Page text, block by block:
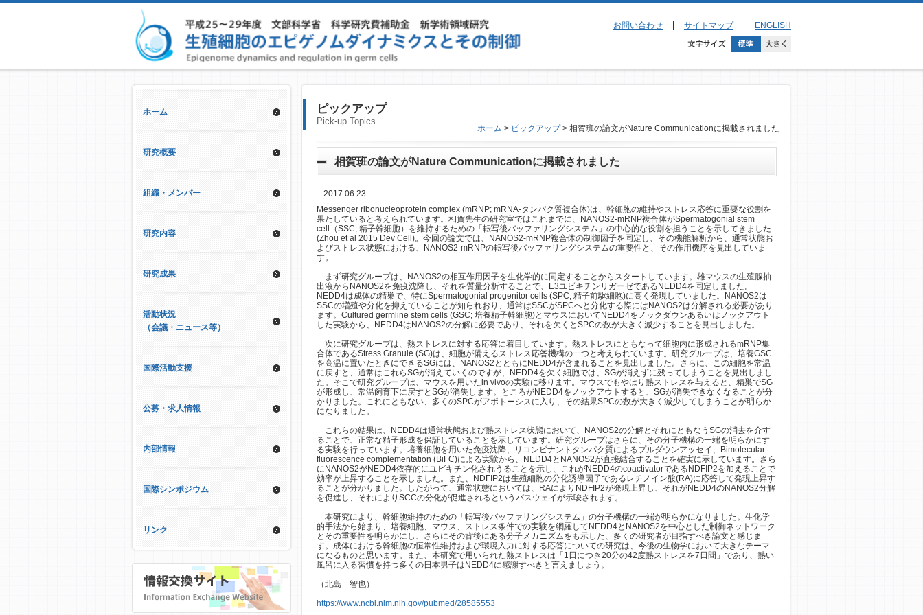
お問い合わせ サイトマップ ENGLISH
ピックアップ
Pick-up Topics
ホーム > ピックアップ> 相賀班の論文がNature Communicationに掲載されました
相賀班の論文がNature Communicationに掲載されました
2017.06.23
Messenger ribonucleoprotein complex (mRNP; mRNA-タンパク質複合体)は、幹細胞の維持やストレス応答に重要な役割を
果たしていると考えられています。相賀先生の研究室ではこれまでに、NANOS2-mRNP複合体がSpermatogonial stem
cell（SSC; 精子幹細胞）を維持するための「転写後バッファリングシステム」の中心的な役割を担うことを示してきました
(Zhou et al 2015 Dev Cell)。今回の論文では、NANOS2-mRNP複合体の制御因子を同定し、その機能解析から、通常状態お
よびストレス状態における、NANOS2-mRNPの転写後バッファリングシステムの重要性と、その作用機序を見出していま
す。
まず研究グループは、NANOS2の相互作用因子を生化学的に同定することからスタートしています。雄マウスの生殖腺抽
出液からNANOS2を免疫沈降し、それを質量分析することで、E3ユビキチンリガーゼであるNEDD4を同定しました。
NEDD4は成体の精巣で、特にSpermatogonial progenitor cells (SPC; 精子前駆細胞)に高く発現していました。NANOS2は
SSCの増殖や分化を抑えていることが知られおり、通常はSSCがSPCへと分化する際にはNANOS2は分解される必要があり
ます。Cultured germline stem cells (GSC; 培養精子幹細胞)とマウスにおいてNEDD4をノックダウンあるいはノックアウト
した実験から、NEDD4はNANOS2の分解に必要であり、それを欠くとSPCの数が大きく減少することを見出しました。
次に研究グループは、熱ストレスに対する応答に着目しています。熱ストレスにともなって細胞内に形成されるmRNP集
合体であるStress Granule (SG)は、細胞が備えるストレス応答機構の一つと考えられています。研究グループは、培養GSC
を高温に置いたときにできるSGには、NANOS2とともにNEDD4が含まれることを見出しました。さらに、この細胞を常温
に戻すと、通常はこれらSGが消えていくのですが、NEDD4を欠く細胞では、SGが消えずに残ってしまうことを見出しまし
た。そこで研究グループは、マウスを用いたin vivoの実験に移ります。マウスでもやはり熱ストレスを与えると、精巣でSG
が形成し、常温飼育下に戻すとSGが消失します。ところがNEDD4をノックアウトすると、SGが消失できなくなることが分
かりました。これにともない、多くのSPCがアポトーシスに入り、その結果SPCの数が大きく減少してしまうことが明らか
になりました。
これらの結果は、NEDD4は通常状態および熱ストレス状態において、NANOS2の分解とそれにともなうSGの消去を介す
ることで、正常な精子形成を保証していることを示しています。研究グループはさらに、その分子機構の一端を明らかにす
る実験を行っています。培養細胞を用いた免疫沈降、リコンビナントタンパク質によるプルダウンアッセイ、Bimolecular
fluorescence complementation (BiFC)による実験から、NEDD4とNANOS2が直接結合することを確実に示しています。さら
にNANOS2がNEDD4依存的にユビキチン化されうることを示し、これがNEDD4のcoactivatorであるNDFIP2を加えることで
効率が上昇することを示しました。また、NDFIP2は生殖細胞の分化誘導因子であるレチノイン酸(RA)に応答して発現上昇す
ることが分かりました。したがって、通常状態においては、RAによりNDFIP2が発現上昇し、それがNEDD4のNANOS2分解
を促進し、それによりSCCの分化が促進されるというパスウェイが示唆されます。
本研究により、幹細胞維持のための「転写後バッファリングシステム」の分子機構の一端が明らかになりました。生化学
的手法から始まり、培養細胞、マウス、ストレス条件での実験を網羅してNEDD4とNANOS2を中心とした制御ネットワーク
とその重要性を明らかにし、さらにその背後にある分子メカニズムをも示した、多くの研究者が目指すべき論文と感じま
す。成体における幹細胞の恒常性維持および環境入力に対する応答についての研究は、今後の生物学において大きなテーマ
になるものと思います。また、本研究で用いられた熱ストレスは「1日につき20分の42度熱ストレスを7日間」であり、熱い
風呂に入る習慣を持つ多くの日本男子はNEDD4に感謝すべきと言えましょう。
（北島 智也）
https://www.ncbi.nlm.nih.gov/pubmed/28585553
ホーム
研究概要
組織・メンバー
研究内容
研究成果
活動状況
（会議・ニュース等）
国際活動支援
公募・求人情報
内部情報
国際シンポジウム
リンク